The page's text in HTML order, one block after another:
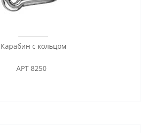
Карабин с кольцом
АРТ 8250